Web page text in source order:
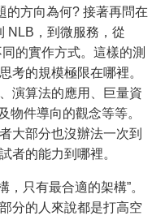
的方向為何? 接著再問在
NLB，到微服務，從
的實作方式。這樣的測
考的規模極限在哪裡。
演算法的應用、巨量資
物件導向的觀念等等。
大部分也沒辦法一次到
者的能力到哪裡。
，只有最合適的架構”。
分的人來說都是打高空